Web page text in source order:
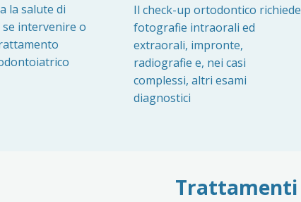
la salute di
se intervenire o
Il check-up ortodontico richiede
fotografie intraorali ed
extraorali, impronte,
radiografie e, nei casi
complessi, altri esami
diagnostici
Trattamenti